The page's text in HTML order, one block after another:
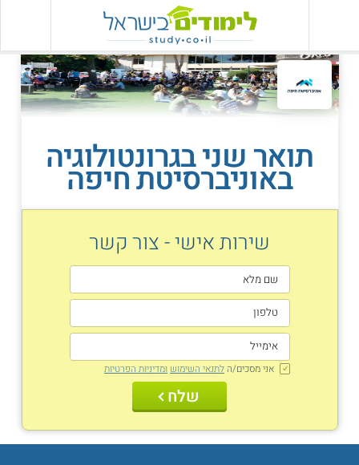
תואר שני בגרונטולוגיה
באוניברסיטת חיפה
שירות אישי - צור קשר
אני מסכים/ה לתנאי השימוש ומדיניות הפרטיות
שלח